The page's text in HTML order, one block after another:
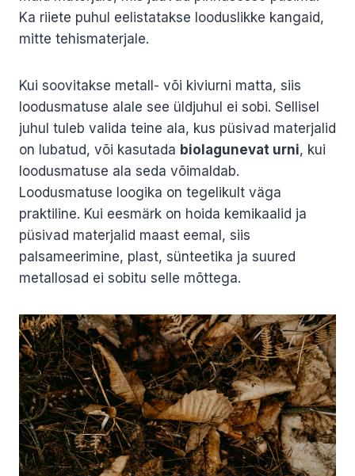
Ka riiete puhul eelistatakse looduslikke kangaid,
mitte tehismaterjale.
Kui soovitakse metall- või kiviurni matta, siis
loodusmatuse alale see üldjuhul ei sobi. Sellisel
juhul tuleb valida teine ala, kus püsivad materjalid
on lubatud, või kasutada biolagunevat urni, kui
loodusmatuse ala seda võimaldab.
Loodusmatuse loogika on tegelikult väga
praktiline. Kui eesmärk on hoida kemikaalid ja
püsivad materjalid maast eemal, siis
palsameerimine, plast, sünteetika ja suured
metallosad ei sobitu selle mõttega.